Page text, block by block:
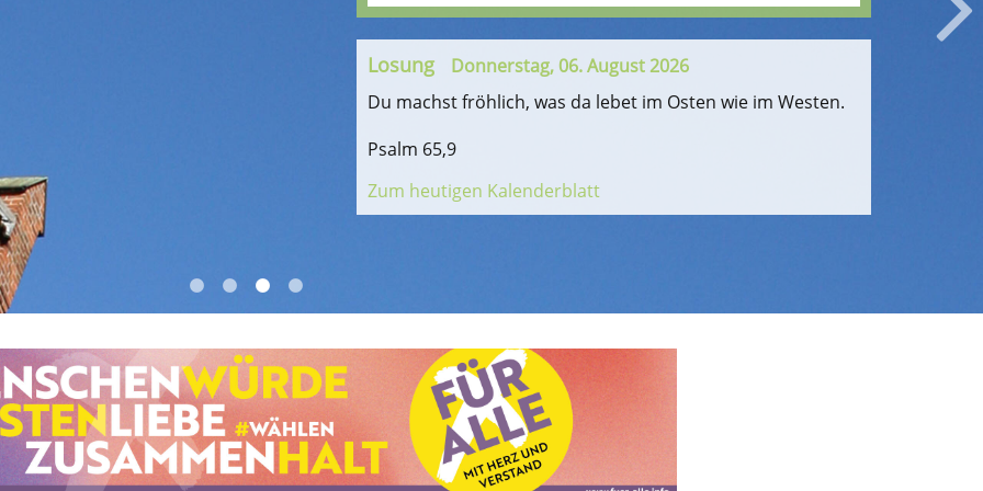
im Westen.
im Westen.
Losung
Donnerstag, 06. August 2026
Du machst fröhlich, was da lebet im Osten wie im Westen.
Psalm 65,9
Zum heutigen Kalenderblatt
Losung
Donnerstag, 06. August 2026
Du machst fröhlich, was da lebet im Osten wie im Westen.
Psalm 65,9
Zum heutigen Kalenderblatt